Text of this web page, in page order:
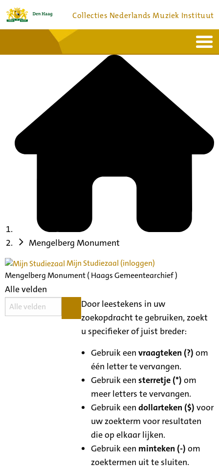
Collecties Nederlands Muziek Instituut
Bronnen en collecties
Mengelberg Monument
Mijn Studiezaal (inloggen)
Mengelberg Monument ( Haags Gemeentearchief )
Alle velden
Door leestekens in uw
zoekopdracht te gebruiken, zoekt
u specifieker of juist breder:
Gebruik eenvraagteken (?) om
één letter te vervangen.
Gebruik eensterretje (*) om
meer letters te vervangen.
Gebruik eendollarteken ($) voor
uw zoekterm voor resultaten
die op elkaar lijken.
Gebruik een minteken (-) om
zoektermen uit te sluiten.